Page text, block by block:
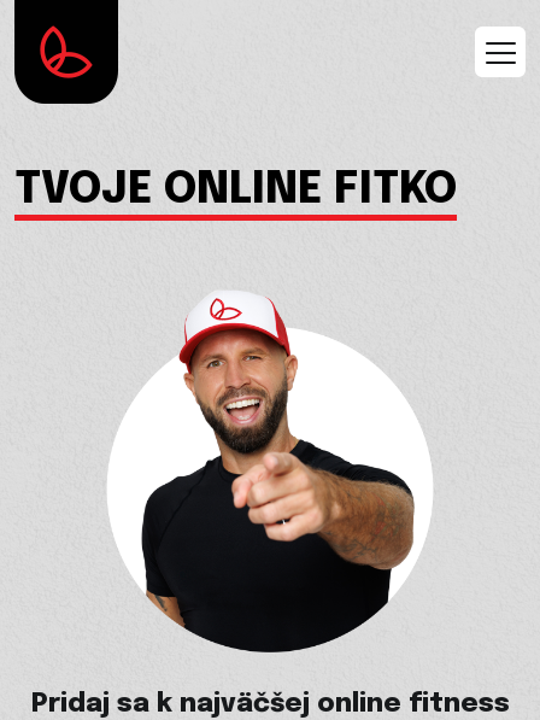
TVOJE ONLINE FITKO
Pridaj sa k najväčšej online fitness